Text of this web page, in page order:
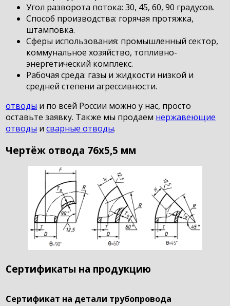
Угол разворота потока: 30, 45, 60, 90 градусов.
Способ производства: горячая протяжка,
штамповка.
Сферы использования: промышленный сектор,
коммунальное хозяйство, топливно-
энергетический комплекс.
Рабочая среда: газы и жидкости низкой и
средней степени агрессивности.
отводы и по всей России можно у нас, просто
оставьте заявку. Также мы продаем нержавеющие
отводы исварные отводы.
Чертёж отвода 76х5,5 мм
Сертификаты на продукцию
Сертификат на детали трубопровода